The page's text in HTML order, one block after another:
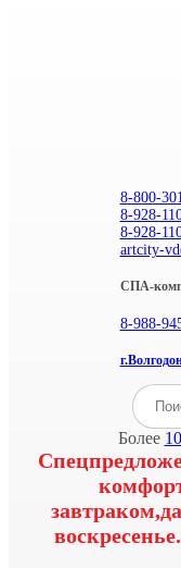
8-800-
8-928-
8-928-
artcity-
СПА-
8-988-
Более